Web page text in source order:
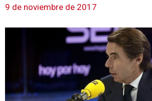
9 de noviembre de 2017